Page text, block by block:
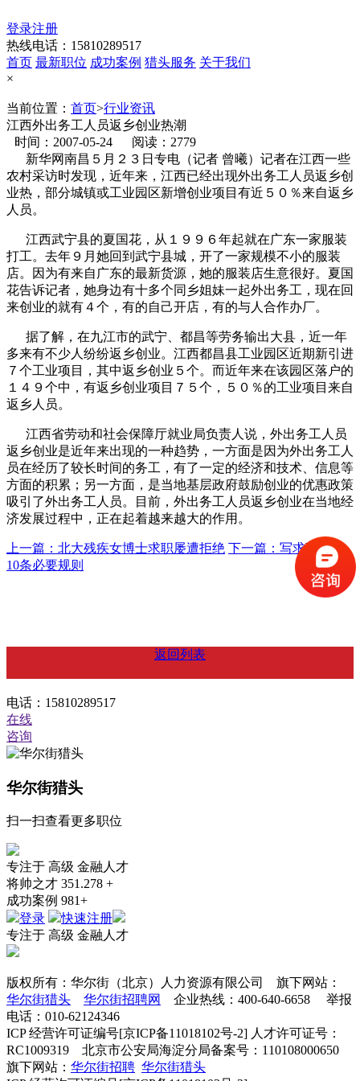
登录注册
热线电话：15810289517
首页 最新职位 成功案例 猎头服务 关于我们
×
当前位置： 首页>行业资讯
江西外出务工人员返乡创业热潮
时间：2007-05-24
阅读：2779
新华网南昌５月２３日专电（记者 曾曦）记者在江西一些
农村采访时发现，近年来，江西已经出现外出务工人员返乡创
业热，部分城镇或工业园区新增创业项目有近５０％来自返乡
人员。
江西武宁县的夏国花，从１９９６年起就在广东一家服装
打工。去年９月她回到武宁县城，开了一家规模不小的服装
店。因为有来自广东的最新货源，她的服装店生意很好。夏国
花告诉记者，她身边有十多个同乡姐妹一起外出务工，现在回
来创业的就有４个，有的自己开店，有的与人合作办厂。
据了解，在九江市的武宁、都昌等劳务输出大县，近一年
多来有不少人纷纷返乡创业。江西都昌县工业园区近期新引进
７个工业项目，其中返乡创业５个。而近年来在该园区落户的
１４９个中，有返乡创业项目７５个，５０％的工业项目来自
返乡人员。
江西省劳动和社会保障厅就业局负责人说，外出务工人员
返乡创业是近年来出现的一种趋势，一方面是因为外出务工人
员在经历了较长时间的务工，有了一定的经济和技术、信息等
方面的积累；另一方面，是当地基层政府鼓励创业的优惠政策
吸引了外出务工人员。目前，外出务工人员返乡创业在当地经
济发展过程中，正在起着越来越大的作用。
上一篇：北大残疾女博士求职屡遭拒绝 下一篇：写求职信的
10条必要规则
返回列表
电话：15810289517
在线
咨询
华尔街猎头
扫一扫查看更多职位
专注于 高级 金融人才
将帅之才 351.278 +
成功案例 981+
登录
快速注册
专注于 高级 金融人才
版权所有：华尔街（北京）人力资源有限公司 旗下网站：
华尔街猎头
华尔街招聘网
企业热线：400-640-6658 举报
电话：010-62124346
ICP 经营许可证编号[京ICP备11018102号-2] 人才许可证号：
RC1009319 北京市公安局海淀分局备案号：110108000650
旗下网站： 华尔街招聘 华尔街猎头